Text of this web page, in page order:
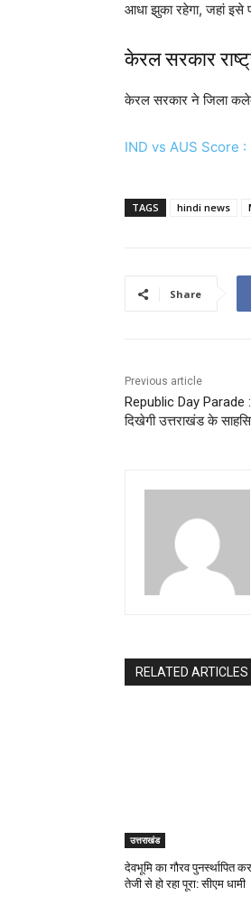
आधा झुका रहेगा, जहां इसे
केरल सरकार
केरल सरकार ने जिला
IND vs AUS Score :
TAGS hindi news
Share
Previous article
Republic Day Parade
दिखेगी उत्तराखंड के
RELATED ARTICLES
उत्तराखंड
देवभूमि का गौरव पुनर्स्थापित
तेजी से हो रहा पूरा: सीएम धामी